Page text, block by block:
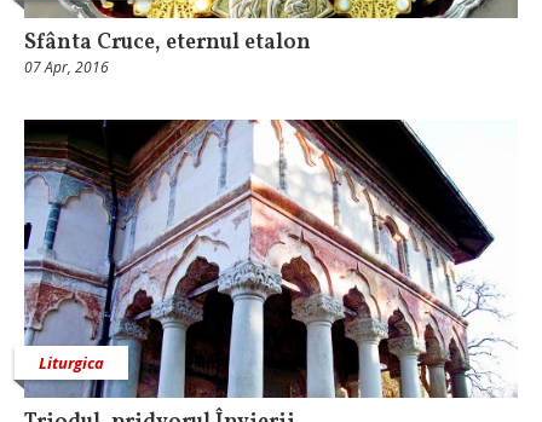
Sfânta Cruce, eternul etalon
07 Apr, 2016
Liturgica